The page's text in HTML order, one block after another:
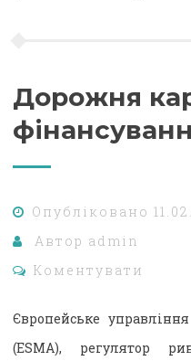
Дорожня
Опубліковано
Автор admin
Коментувати
Європейське
(ESMA), регулятор